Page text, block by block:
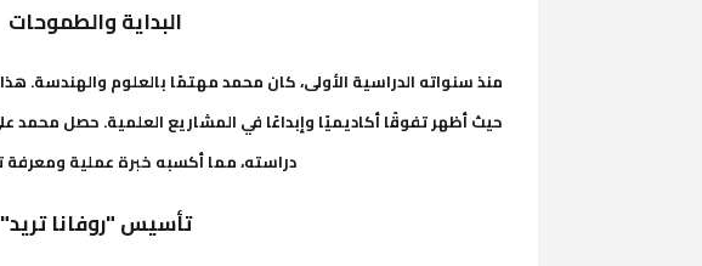
البداية والطموحات
منذ سنواته الدراسية الأولى، كان محمد مهتمًا بالعلوم والهندسة.
حيث أظهر تفوقًا أكاديميًا وإبداعًا في المشاريع العلمية. حصل
دراسته، مما أكسبه خبرة عملية ومعرفة
تأسيس "روفانا تريد"